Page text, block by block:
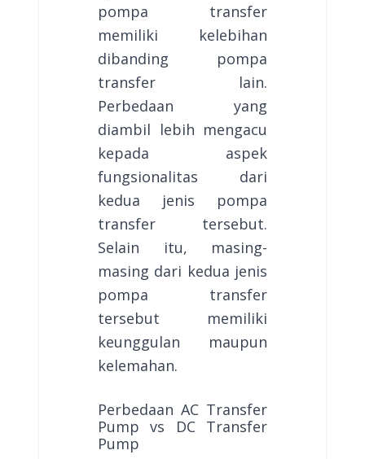
pompa transfer
memiliki kelebihan
dibanding pompa
transfer lain.
Perbedaan yang
diambil lebih mengacu
kepada aspek
fungsionalitas dari
kedua jenis pompa
transfer tersebut.
Selain itu, masing-
masing dari kedua jenis
pompa transfer
tersebut memiliki
keunggulan maupun
kelemahan.
Perbedaan AC Transfer
Pump vs DC Transfer
Pump